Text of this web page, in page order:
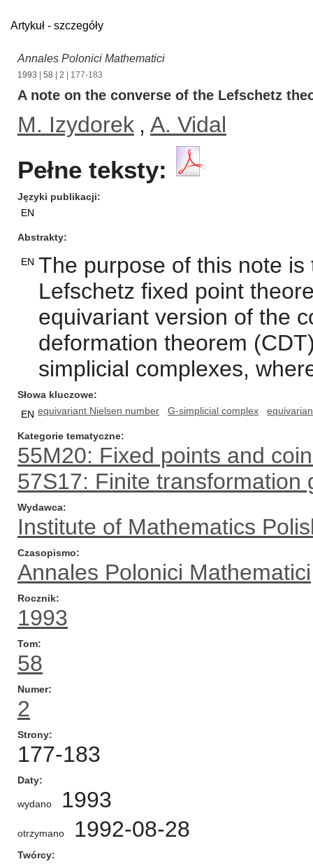
Artykuł - szczegóły
Annales Polonici Mathematici
1993 58 2 | 177-183
A note on the converse of the Lefschetz
M. Izydorek , A. Vidal
Pełne teksty:
Języki publikacji
EN
Abstrakty
EN The purpose of this note
Lefschetz fixed point
equivariant version of the
deformation theorem
simplicial complexes,
Słowa kluczowe
EN equivariant Nielsen number G-simplicial complex
Kategorie tematyczne
55M20: Fixed points and
57S17: Finite transformation
Wydawca
Institute of Mathematics
Czasopismo
Annales Polonici Mathematici
Rocznik
1993
Tom
58
Numer
2
Strony
177-183
Daty
wydano 1993
otrzymano 1992-08-28
Twórcy